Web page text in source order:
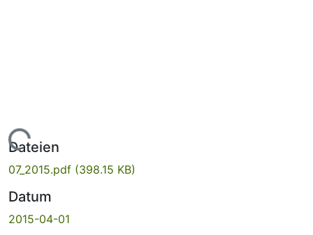
Lade...
Dateien
07_2015.pdf (398.15 KB)
Datum
2015-04-01